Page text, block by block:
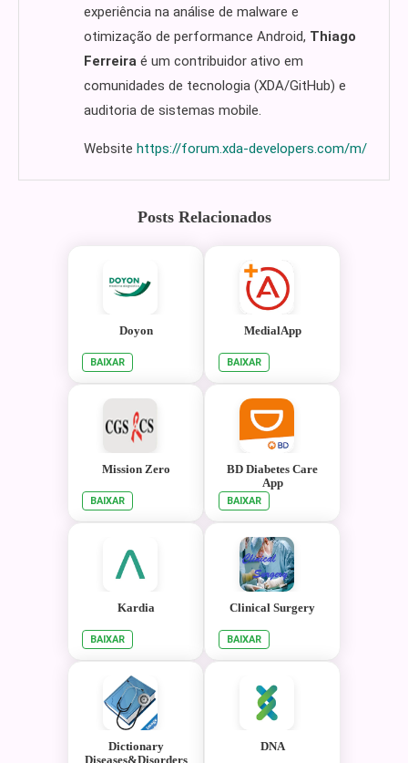
experiência na análise de malware e
otimização de performance Android, Thiago
Ferreira é um contribuidor ativo em
comunidades de tecnologia (XDA/GitHub) e
auditoria de sistemas mobile.
Website https://forum.xda-developers.com/m/
Posts Relacionados
Doyon
BAIXAR
MedialApp
BAIXAR
Mission Zero
BAIXAR
BD Diabetes Care
App
BAIXAR
Kardia
BAIXAR
Clinical Surgery
BAIXAR
Dictionary
Diseases&Disorders
DNA